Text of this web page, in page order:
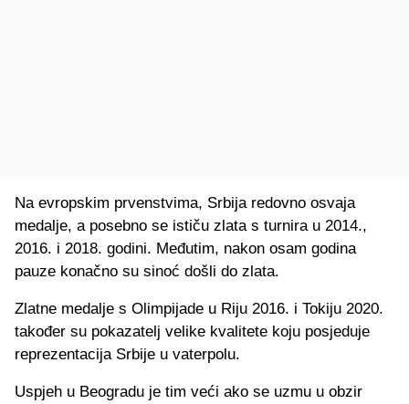
Na evropskim prvenstvima, Srbija redovno osvaja
medalje, a posebno se ističu zlata s turnira u 2014.,
2016. i 2018. godini. Međutim, nakon osam godina
pauze konačno su sinoć došli do zlata.
Zlatne medalje s Olimpijade u Riju 2016. i Tokiju 2020.
također su pokazatelj velike kvalitete koju posjeduje
reprezentacija Srbije u vaterpolu.
Uspjeh u Beogradu je tim veći ako se uzmu u obzir